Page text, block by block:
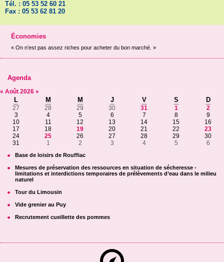
Tél. : 05 53 52 60 21
Fax : 05 53 62 81 20
Économies
« On n’est pas assez riches pour acheter du bon marché. »
Agenda
« Août 2026 »
L M M J V S D
27 28 29 30 31 1
2
3
4 5 6 7 8
9
10
11 12 13 14 15
16
17
18 19 20 21 22
23
24
25 26 27 28 29
30
31
1 2 3 4 5 6
Base de loisirs de Rouffiac
Mesures de préservation des ressources en situation de sécheresse -
limitations et interdictions temporaires de prélèvements d’eau dans le milieu
naturel
Tour du Limousin
Vide grenier au Puy
Recrutement cueillette des pommes